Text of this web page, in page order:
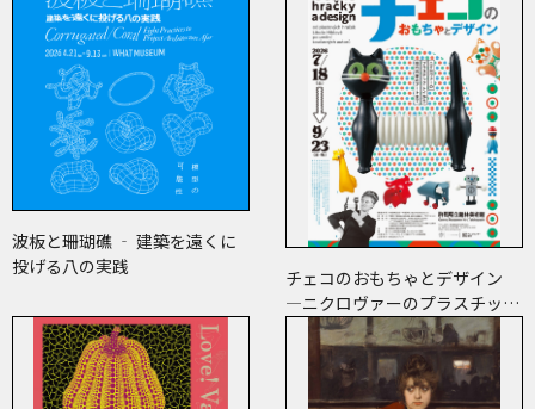
波板と珊瑚礁 ‐ 建築を遠くに
投げる八の実践
チェコのおもちゃとデザイン
―ニクロヴァーのプラスチッ
ク・トイから現代作家のアート
まで―